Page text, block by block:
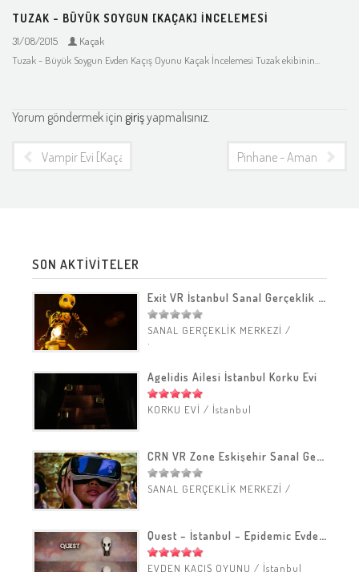
TUZAK - BÜYÜK SOYGUN [KAÇAK] İNCELEMESI
31/08/2015
Kaçak
Tuzak - Büyük Soygun Evden Kaçış Oyunu Kaçak İncelemesi Tuzak ekibinin...
Yorum göndermek için girişyapmalısınız.
Vampir Evi [KaçaK] İncelemesi Pinhane - Amanvermez
SON AKTİVİTELER
Exit VR İstanbul Sanal Gerçeklik Merkezi
SANAL GERÇEKLİK MERKEZİ /
Agelidis Ailesi İstanbul Korku Evi
KORKU EVİ / İstanbul
CRN VR Zone Eskişehir Sanal Gerçeklik Merkezi
SANAL GERÇEKLİK MERKEZİ /
Quest – İstanbul – Epidemic Evden Kaçış Oyunu
EVDEN KAÇIŞ OYUNU / İstanbul